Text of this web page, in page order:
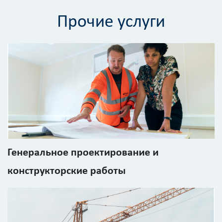
Прочие услуги
Генеральное проектирование и
конструкторские работы
Вид
работ
?
Площадь
?
здания
?